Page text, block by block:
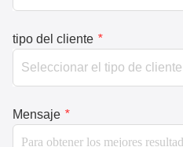
tipo del cliente *
Mensaje *